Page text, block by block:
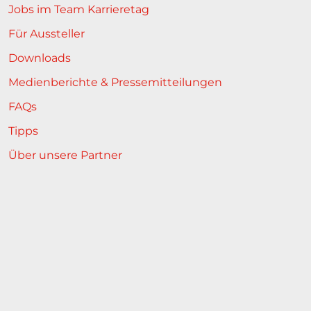
Jobs im Team Karrieretag
Für Aussteller
Downloads
Medienberichte & Pressemitteilungen
FAQs
Tipps
Über unsere Partner